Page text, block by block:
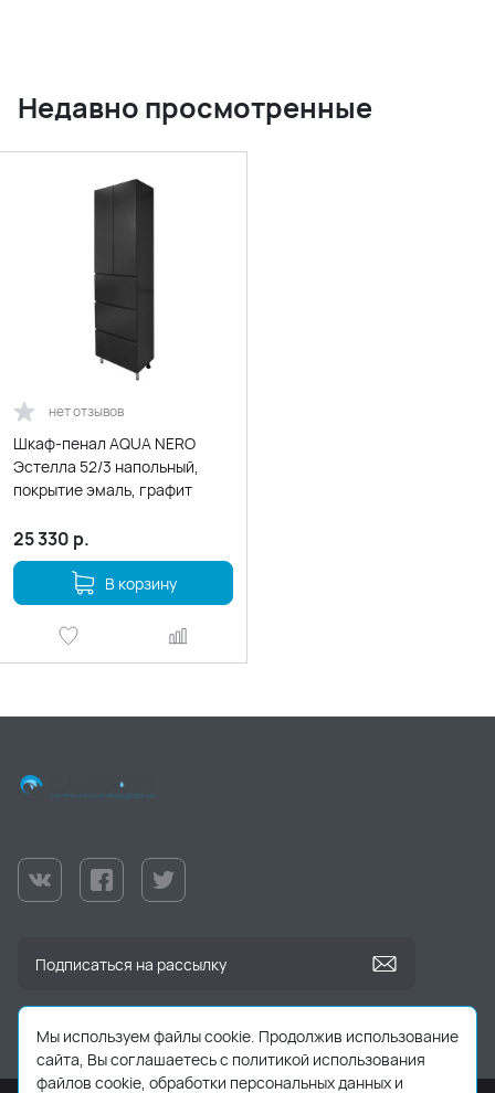
Недавно просмотренные
нет отзывов
Шкаф-пенал AQUA NERO
Эстелла 52/3 напольный,
покрытие эмаль, графит
25 330 р.
В корзину
Мы используем файлы cookie. Продолжив использование
сайта, Вы соглашаетесь с политикой использования
файлов cookie, обработки персональных данных и